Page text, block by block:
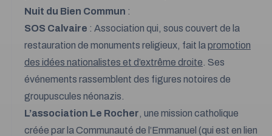
Nuit du Bien Commun :
SOS Calvaire : Association qui, sous couvert de la
restauration de monuments religieux, fait lapromotion
des idées nationalistes et d’extrême droite. Ses
événements rassemblent des figures notoires de
groupuscules néonazis.
L’association Le Rocher, une mission catholique
créée par la Communauté de l’Emmanuel (qui est en lien